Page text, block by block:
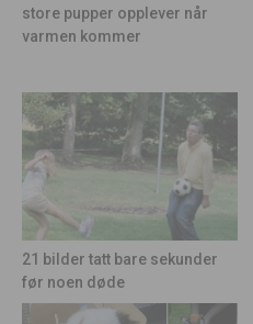
store pupper opplever når
varmen kommer
21 bilder tatt bare sekunder
før noen døde